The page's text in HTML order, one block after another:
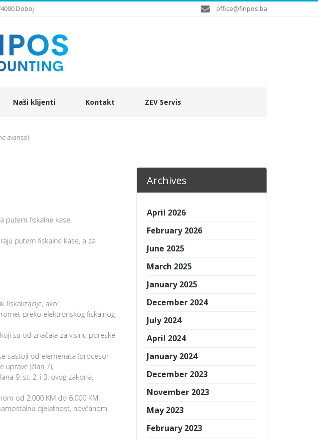
Doboj office@finpos.ba
Naši klijenti Kontakt ZEV Servis
avanse)
Archives
April 2026
February 2026
June 2025
March 2025
January 2025
December 2024
July 2024
April 2024
January 2024
December 2023
November 2023
May 2023
February 2023
putem fiskalne kase.
putem fiskalne kase, a za
fiskalizacije, ako:
preko elektronskog fiskalnog
su od značaja za visinu poreske
sastoji od elemenata (procesor
uprave (član 7),
9. st. 2. i 3. ovog zakona,
od 2.000 KM do 6.000 KM.
djelatnost, novčanom